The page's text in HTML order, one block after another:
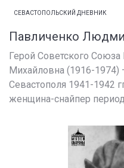
СЕВАСТОПОЛЬСКИЙ ДНЕВНИК
Павличенко
Герой Советского
Михайловна (1916-1974)
Севастополя 1941-1942
женщина-снайпер